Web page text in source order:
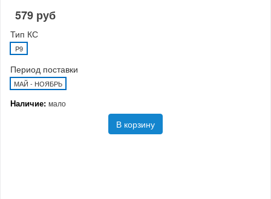
579 руб
Тип КС
P9
Период поставки
МАЙ - НОЯБРЬ
Наличие: мало
В корзину